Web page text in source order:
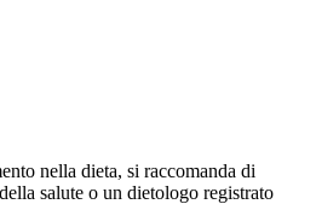
nella dieta, si raccomanda di
salute o un dietologo registrato